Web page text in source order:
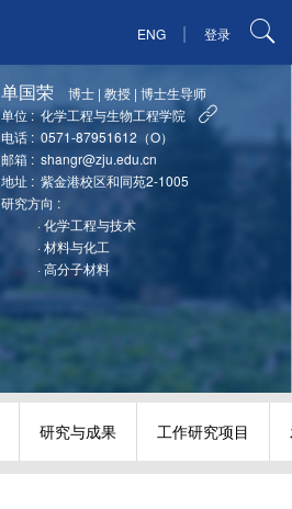
ENG | 登录
单国荣 博士 |教授 |博士生导师
单位 : 化学工程与生物工程学院
电话 : 0571-87951612（O）
邮箱 : shangr@zju.edu.cn
地址 : 紫金港校区和同苑2-1005
研究方向 :
·化学工程与技术
·材料与化工
·高分子材料
研究与成果 工作研究项目